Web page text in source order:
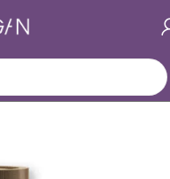
/ Essentielles